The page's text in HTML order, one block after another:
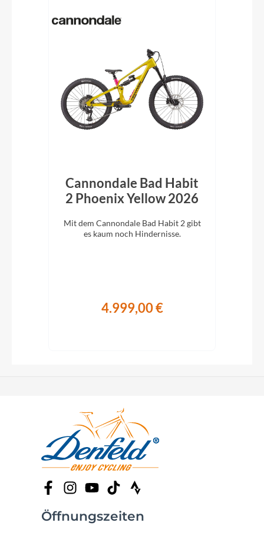
Cannondale Bad Habit
2 Phoenix Yellow 2026
Mit dem Cannondale Bad Habit 2 gibt
es kaum noch Hindernisse.
4.999,00 €
Öffnungszeiten